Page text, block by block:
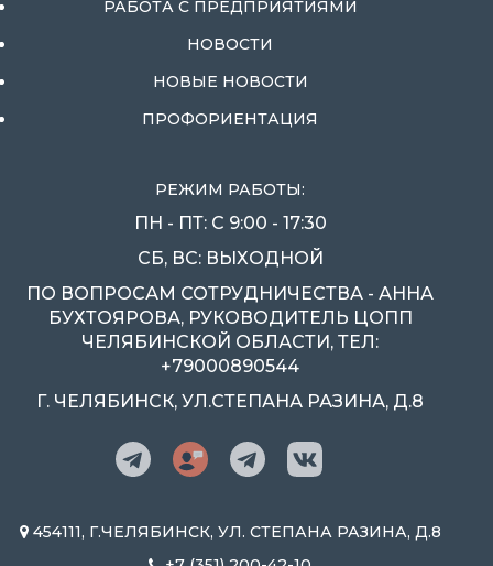
РАБОТА С ПРЕДПРИЯТИЯМИ
НОВОСТИ
НОВЫЕ НОВОСТИ
ПРОФОРИЕНТАЦИЯ
РЕЖИМ РАБОТЫ:
ПН - ПТ: С 9:00 - 17:30
СБ, ВС: ВЫХОДНОЙ
ПО ВОПРОСАМ СОТРУДНИЧЕСТВА - АННА
БУХТОЯРОВА, РУКОВОДИТЕЛЬ ЦОПП
ЧЕЛЯБИНСКОЙ ОБЛАСТИ, ТЕЛ:
+79000890544
Г. ЧЕЛЯБИНСК, УЛ.СТЕПАНА РАЗИНА, Д.8
454111, Г.ЧЕЛЯБИНСК, УЛ. СТЕПАНА РАЗИНА, Д.8